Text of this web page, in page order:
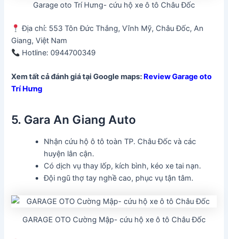
Garage oto Trí Hưng- cứu hộ xe ô tô Châu Đốc
Địa chỉ: 553 Tôn Đức Thắng, Vĩnh Mỹ, Châu Đốc, An
Giang, Việt Nam
Hotline: 0944700349
Xem tất cả đánh giá tại Google maps: Review Garage oto
Trí Hưng
5. Gara An Giang Auto
Nhận cứu hộ ô tô toàn TP. Châu Đốc và các
huyện lân cận.
Có dịch vụ thay lốp, kích bình, kéo xe tai nạn.
Đội ngũ thợ tay nghề cao, phục vụ tận tâm.
GARAGE OTO Cường Mập- cứu hộ xe ô tô Châu Đốc